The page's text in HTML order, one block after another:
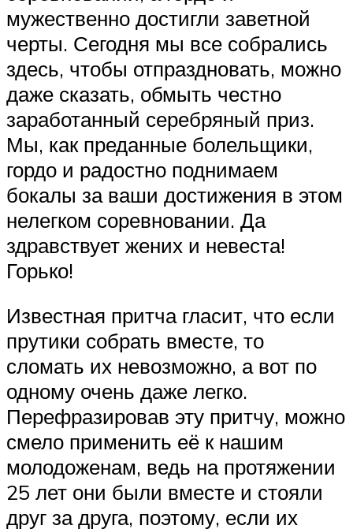
мужественно достигли заветной
черты. Сегодня мы все собрались
здесь, чтобы отпраздновать, можно
даже сказать, обмыть честно
заработанный серебряный приз.
Мы, как преданные болельщики,
гордо и радостно поднимаем
бокалы за ваши достижения в этом
нелегком соревновании. Да
здравствует жених и невеста!
Горько!
Известная притча гласит, что если
прутики собрать вместе, то
сломать их невозможно, а вот по
одному очень даже легко.
Перефразировав эту притчу, можно
смело применить её к нашим
молодоженам, ведь на протяжении
25 лет они были вместе и стояли
друг за друга, поэтому, если их